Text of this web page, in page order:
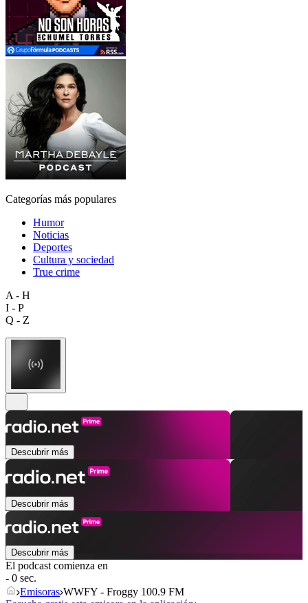
Categorías más populares
Humor
Noticias
Deportes
Cultura y sociedad
True crime
A - H
I - P
Q - Z
Descubrir más
Descubrir más
Descubrir más
El podcast comienza en
- 0 sec.
Emisoras WWFY - Froggy 100.9 FM